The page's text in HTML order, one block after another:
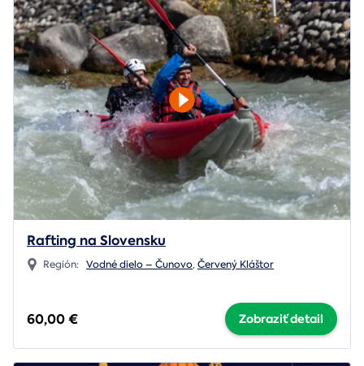
Rafting na Slovensku
Región: Vodné dielo – Čunovo,Červený Kláštor
60,00 € Zobraziť detail